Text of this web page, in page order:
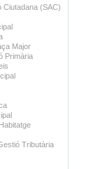
Ciutadana (SAC)
Major
Primària
Tributària